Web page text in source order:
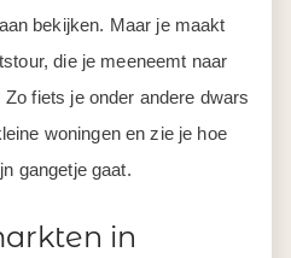
bekijken. Maar je maakt
die je meeneemt naar
fiets je onder andere dwars
woningen en zie je hoe
gangetje gaat.
in